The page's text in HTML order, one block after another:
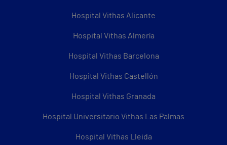
Hospital Vithas Alicante
Hospital Vithas Almería
Hospital Vithas Barcelona
Hospital Vithas Castellón
Hospital Vithas Granada
Hospital Universitario Vithas Las Palmas
Hospital Vithas Lleida